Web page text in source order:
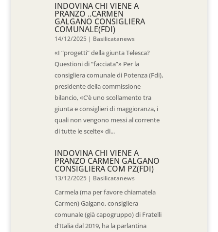
INDOVINA CHI VIENE A
PRANZO ..CARMEN
GALGANO CONSIGLIERA
COMUNALE(FDI)
14/12/2025 | Basilicatanews
«I “progetti” della giunta Telesca?
Questioni di “facciata”» Per la
consigliera comunale di Potenza (Fdi),
presidente della commissione
bilancio, «C’è uno scollamento tra
giunta e consiglieri di maggioranza, i
quali non vengono messi al corrente
di tutte le scelte» di...
INDOVINA CHI VIENE A
PRANZO CARMEN GALGANO
CONSIGLIERA COM PZ(FDI)
13/12/2025 | Basilicatanews
Carmela (ma per favore chiamatela
Carmen) Galgano, consigliera
comunale (già capogruppo) di Fratelli
d’Italia dal 2019, ha la parlantina